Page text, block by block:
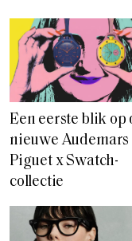
Een eerste blik op
nieuwe Audemars
Piguet x Swatch-
collectie